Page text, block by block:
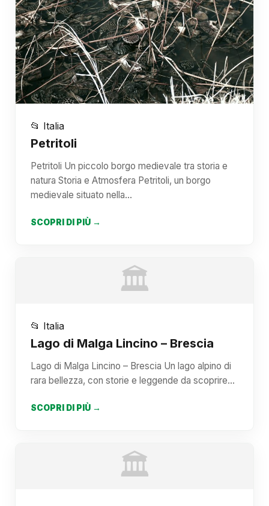
📂 Italia
Petritoli
Petritoli Un piccolo borgo medievale tra storia e
natura Storia e Atmosfera Petritoli, un borgo
medievale situato nella…
SCOPRI DI PIÙ →
🏛️
📂 Italia
Lago di Malga Lincino – Brescia
Lago di Malga Lincino – Brescia Un lago alpino di
rara bellezza, con storie e leggende da scoprire…
SCOPRI DI PIÙ →
🏛️